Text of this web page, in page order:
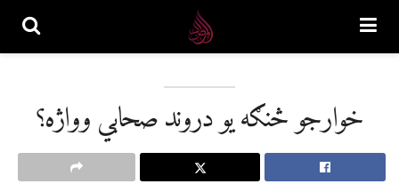
خوارجو څنګه يو دروند صحابي وواژه؟